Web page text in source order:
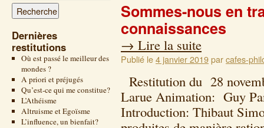
Dernières
restitutions
Où est passé le meilleur des
mondes ?
A priori et préjugés
Qu’est-ce qui me constitue?
L’Athéisme
Altruisme et Egoïsme
L’influence, un bienfait?
Sommes-nous en
connaissances
→ Lire la suite
Publié le4 janvier 2019parcafes-
Restitution du 28
Larue Animation: Guy
Introduction: Thibaut